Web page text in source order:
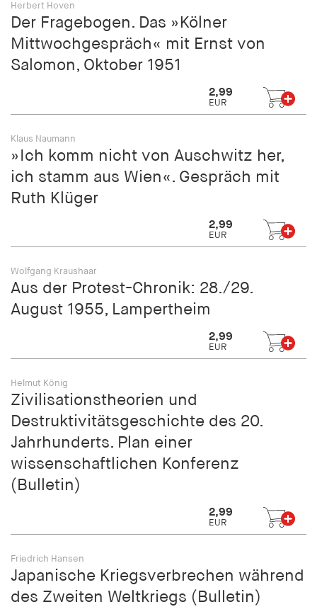
Herbert Hoven
Der Fragebogen. Das »Kölner
Mittwochgespräch« mit Ernst von
Salomon, Oktober 1951
2,99
EUR
Klaus Naumann
»Ich komm nicht von Auschwitz her,
ich stamm aus Wien«. Gespräch mit
Ruth Klüger
2,99
EUR
Wolfgang Kraushaar
Aus der Protest-Chronik: 28./29.
August 1955, Lampertheim
2,99
EUR
Helmut König
Zivilisationstheorien und
Destruktivitätsgeschichte des 20.
Jahrhunderts. Plan einer
wissenschaftlichen Konferenz
(Bulletin)
2,99
EUR
Friedrich Hansen
Japanische Kriegsverbrechen während
des Zweiten Weltkriegs (Bulletin)
fonts_loaded
Name:
fonts_loaded
7 Tage